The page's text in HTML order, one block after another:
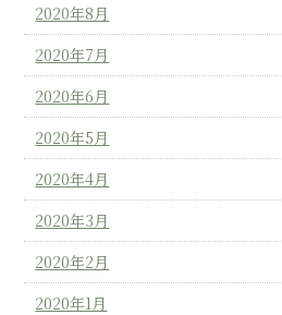
2020年8月
2020年7月
2020年6月
2020年5月
2020年4月
2020年3月
2020年2月
2020年1月